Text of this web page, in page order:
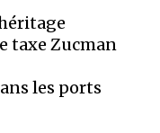
taxe Zucman
les ports